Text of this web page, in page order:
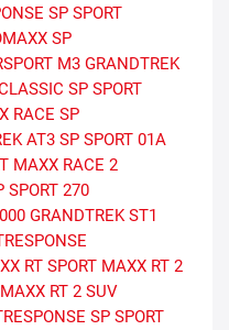
SP SPORT
SP
M3 GRANDTREK
SP SPORT
RACE SP
AT3 SP SPORT 01A
MAXX RACE 2
SPORT 270
GRANDTREK ST1
RT SPORT MAXX RT 2
RT 2 SUV
SP SPORT